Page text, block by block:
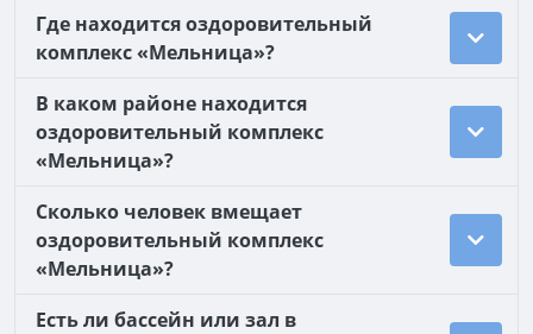
Где находится оздоровительный
комплекс «Мельница»?
В каком районе находится
оздоровительный комплекс
«Мельница»?
Сколько человек вмещает
оздоровительный комплекс
«Мельница»?
Есть ли бассейн или зал в